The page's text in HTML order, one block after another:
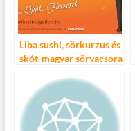
Liba sushi, sörkurzus és
skót-magyar sörvacsora
Borfesztiválon